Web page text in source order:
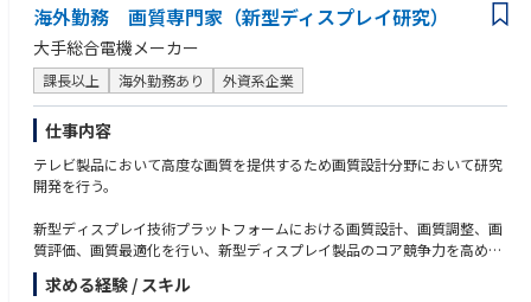
ました。
そのような課題を我々の提供するプロダクトを活用してお客様と共に解決
していくご提案をする過程では、製造業におけるプロフェッショナルたち
との多くの心揺さぶられる瞬間を経験することができます。
USチームは現在、CEOやCFOとも非常に近い距離で経営のダイナミクスを
感じながら走っている、少数精鋭の組織です。
あなたの「卓越した営業力」が、US事業の突破口そのものになります。
※CEOとCFOもシカゴ在住です
・日本での留学や就学のご経験 ※日本語非ネイティブ話者の方
・日本語能力 - 母国語としての言語能力もしくは日本語能力試験N1相当
・英語能力- 母国語としての言語能力もしくはTOEFL iBT90/IELTS6.5相当
・米国パスポートやグリーンカードの保有、もしくはOPT等の米国にて就
労できる資格（※ビザサポート可）
【こんな方と働きたい】
・当社のミッションおよびビジョンに強く共感いただける方
・新しく事業立ち上げをしていくことにやりがいを感じる方
・やり抜く覚悟がある方
海外勤務 画質専門家（新型ディスプレイ研究）
大手総合電機メーカー
課長以上 海外勤務あり 外資系企業
仕事内容
テレビ製品において高度な画質を提供するため画質設計分野において研究
開発を行う。
新型ディスプレイ技術プラットフォームにおける画質設計、画質調整、画
質評価、画質最適化を行い、新型ディスプレイ製品のコア競争力を高め
る。
求める経験 / スキル